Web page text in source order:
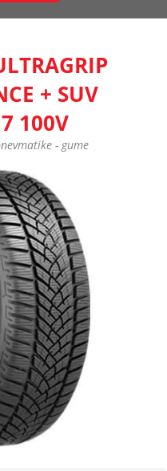
+ SUV
100V
- gume